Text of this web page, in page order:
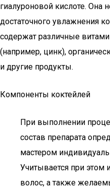
гиалуроновой кислоте. Она
достаточного увлажнения
содержат различные
(например, цинк),
и другие продукты.
Компоненты коктейлей
При выполнении
состав препарата
мастером
Учитывается при этом
волос, а также